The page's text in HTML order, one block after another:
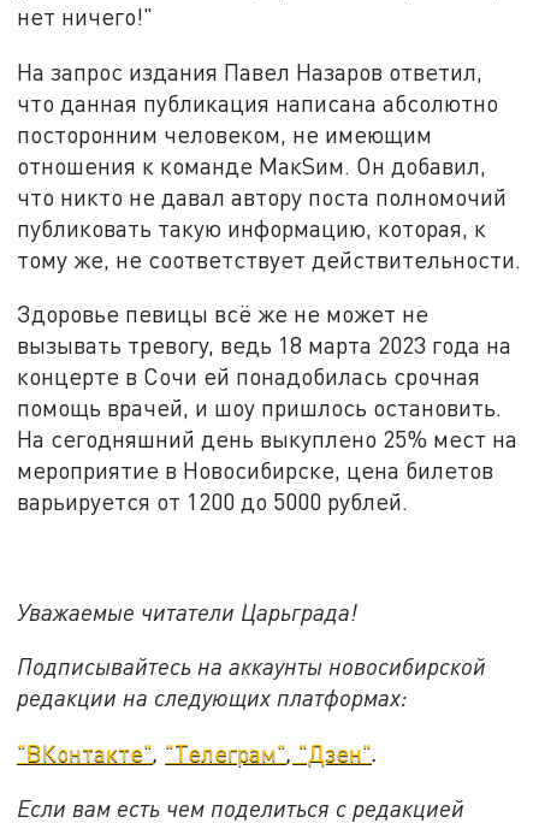
нет ничего!"
На запрос издания Павел Назаров ответил,
что данная публикация написана абсолютно
посторонним человеком, не имеющим
отношения к команде МакSим. Он добавил,
что никто не давал автору поста полномочий
публиковать такую информацию, которая, к
тому же, не соответствует действительности.
Здоровье певицы всё же не может не
вызывать тревогу, ведь 18 марта 2023 года на
концерте в Сочи ей понадобилась срочная
помощь врачей, и шоу пришлось остановить.
На сегодняшний день выкуплено 25% мест на
мероприятие в Новосибирске, цена билетов
варьируется от 1200 до 5000 рублей.
Уважаемые читатели Царьграда!
Подписывайтесь на аккаунты новосибирской
редакции на следующих платформах:
"ВКонтакте", "Телеграм", "Дзен".
Если вам есть чем поделиться с редакцией